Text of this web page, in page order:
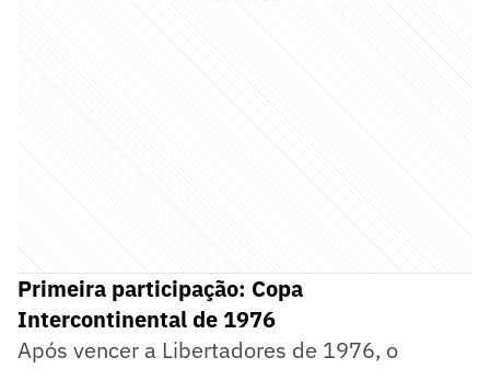
Primeira participação: Copa
Intercontinental de 1976
Após vencer a Libertadores de 1976, o